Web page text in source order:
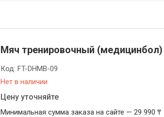
Мяч тренировочный (медицинбол)
Нет в наличии
Код:FT-DHMB-09
Цену уточняйте
Минимальная сумма заказа на сайте — 29 990 ₸